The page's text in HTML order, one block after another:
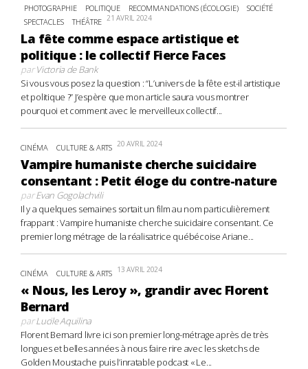
PHOTOGRAPHIE
POLITIQUE RECOMMANDATIONS (ÉCOLOGIE)
SOCIÉTÉ
SPECTACLES
THÉÂTRE 21 AVRIL 2024
La fête comme espace artistique et
politique : le collectif Fierce Faces
parVictoria de Bank
Si vous vous posez la question : “L’univers de la fête est-il artistique
et politique ?” J’espère que mon article saura vous montrer
pourquoi et comment avec le merveilleux collectif...
CINÉMA CULTURE & ARTS 20 AVRIL 2024
Vampire humaniste cherche suicidaire
consentant : Petit éloge du contre-nature
parEvan Gogolachvili
Il y a quelques semaines sortait un film au nom particulièrement
frappant : Vampire humaniste cherche suicidaire consentant. Ce
premier long métrage de la réalisatrice québécoise Ariane...
CINÉMA CULTURE & ARTS 13 AVRIL 2024
« Nous, les Leroy », grandir avec Florent
Bernard
parLucile Aquilina
Florent Bernard livre ici son premier long-métrage après de très
longues et belles années à nous faire rire avec les sketchs de
Golden Moustache puis l’inratable podcast « Le...